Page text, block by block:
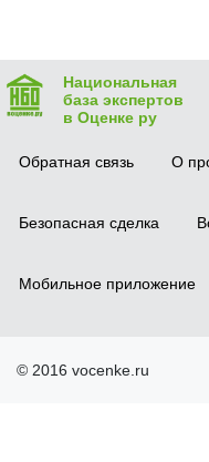
Национальная
база экспертов
в Оценке ру
Обратная связь О
Безопасная сделка
Мобильное приложение
© 2016 vocenke.ru